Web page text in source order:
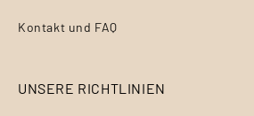
Kontakt und FAQ
UNSERE RICHTLINIEN